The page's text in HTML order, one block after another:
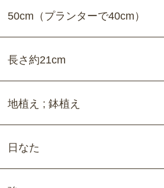
50cm（プランターで40cm）
長さ約21cm
地植え ; 鉢植え
日なた